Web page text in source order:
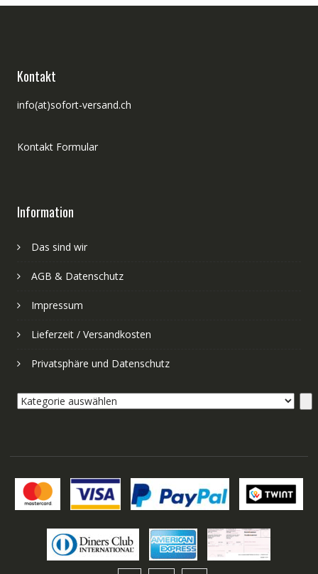
Kontakt
info(at)sofort-versand.ch
Kontakt Formular
Information
Das sind wir
AGB & Datenschutz
Impressum
Lieferzeit / Versandkosten
Privatsphäre und Datenschutz
Kategorie